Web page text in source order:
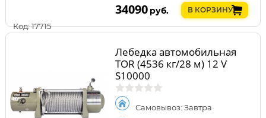
Код: 17715
34090 руб. В КОРЗИНУ
Лебедка автомобильная
TOR (4536 кг/28 м) 12 V
S10000
Самовывоз: Завтра